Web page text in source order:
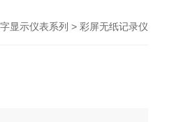
显示仪表系列 > 彩屏无纸记录仪